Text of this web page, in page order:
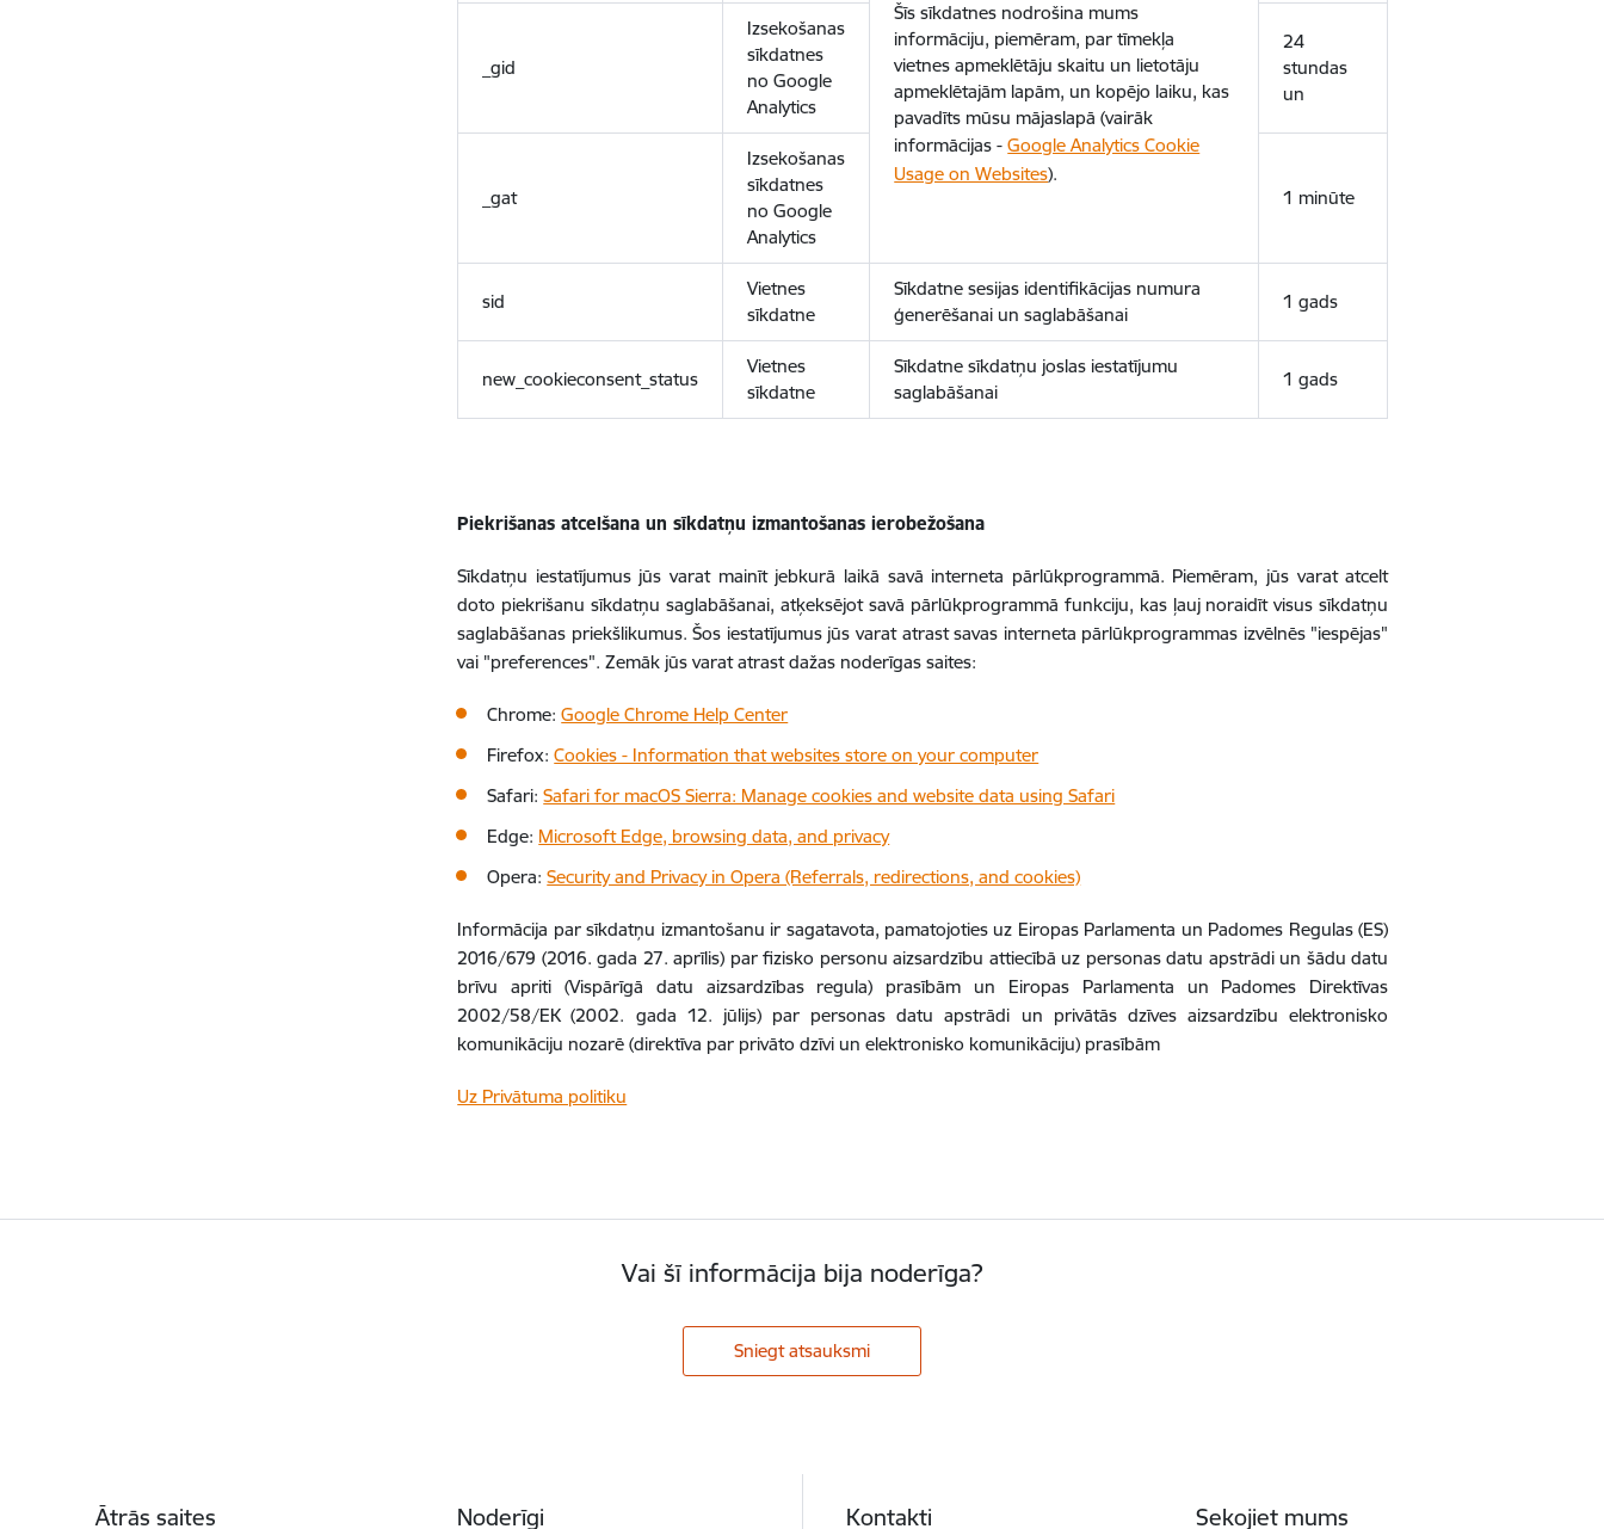
Šīs sīkdatnes nodrošina mums
informāciju, piemēram, par tīmekļa
vietnes apmeklētāju skaitu un lietotāju
apmeklētajām lapām, un kopējo laiku, kas
pavadīts mūsu mājaslapā (vairāk
informācijas -Google Analytics Cookie
Usage on Websites).
_gid
Izsekošanas
sīkdatnes
no Google
Analytics
24
stundas
un
_gat
Izsekošanas
sīkdatnes
no Google
Analytics
1 minūte
sid
Vietnes
sīkdatne
Sīkdatne sesijas identifikācijas numura
ģenerēšanai un saglabāšanai
1 gads
new_cookieconsent_status
Vietnes
sīkdatne
Sīkdatne sīkdatņu joslas iestatījumu
saglabāšanai
1 gads
Piekrišanas atcelšana un sīkdatņu izmantošanas ierobežošana
Sīkdatņu iestatījumus jūs varat mainīt jebkurā laikā savā interneta pārlūkprogrammā. Piemēram, jūs varat atcelt
doto piekrišanu sīkdatņu saglabāšanai, atķeksējot savā pārlūkprogrammā funkciju, kas ļauj noraidīt visus sīkdatņu
saglabāšanas priekšlikumus. Šos iestatījumus jūs varat atrast savas interneta pārlūkprogrammas izvēlnēs "iespējas"
vai "preferences". Zemāk jūs varat atrast dažas noderīgas saites:
Chrome:Google Chrome Help Center
Firefox:Cookies - Information that websites store on your computer
Safari:Safari for macOS Sierra: Manage cookies and website data using Safari
Edge: Microsoft Edge, browsing data, and privacy
Opera:Security and Privacy in Opera (Referrals, redirections, and cookies)
Informācija par sīkdatņu izmantošanu ir sagatavota, pamatojoties uz Eiropas Parlamenta un Padomes Regulas (ES)
2016/679 (2016. gada 27. aprīlis) par fizisko personu aizsardzību attiecībā uz personas datu apstrādi un šādu datu
brīvu apriti (Vispārīgā datu aizsardzības regula) prasībām un Eiropas Parlamenta un Padomes Direktīvas
2002/58/EK (2002. gada 12. jūlijs) par personas datu apstrādi un privātās dzīves aizsardzību elektronisko
komunikāciju nozarē (direktīva par privāto dzīvi un elektronisko komunikāciju) prasībām
Uz Privātuma politiku
Vai šī informācija bija noderīga?
Sniegt atsauksmi
Ātrās saites Noderīgi Kontakti Sekojiet mums